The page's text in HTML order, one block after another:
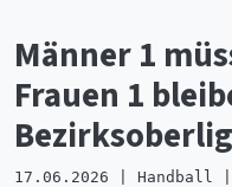
Männer 1
Frauen 1
17.06.2026 | Handball